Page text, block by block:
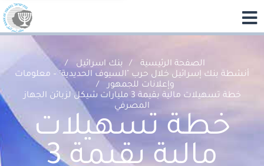
الصفحة الرئيسية
بنك اسرائيل
أنشطة بنك إسرائيل خلال حرب "السيوف الحديدية" – معلومات
وإعلانات للجمهور
خطة تسهيلات مالية بقيمة 3 مليارات شيكل لزبائن الجهاز
المصرفي
خطة تسهيلات
مالية بقيمة 3